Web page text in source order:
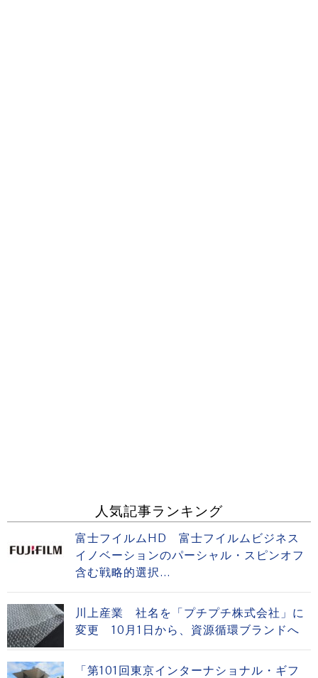
人気記事ランキング
富士フイルムHD 富士フイルムビジネス
イノベーションのパーシャル・スピンオフ
含む戦略的選択...
川上産業 社名を「プチプチ株式会社」に
変更 10月1日から、資源循環ブランドへ
「第101回東京インターナショナル・ギフ